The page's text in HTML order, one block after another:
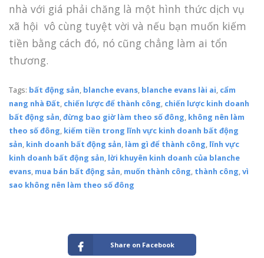
nhà với giá phải chăng là một hình thức dịch vụ
xã hội vô cùng tuyệt vời và nếu bạn muốn kiếm
tiền bằng cách đó, nó cũng chẳng làm ai tổn
thương.
Tags: bất động sản, blanche evans, blanche evans lài ai, cẩm
nang nhà Đất, chiến lược để thành công, chiến lược kinh doanh
bất động sản,đừng bao giờ làm theo số đông, không nên làm
theo số đông, kiếm tiền trong lĩnh vực kinh doanh bất động
sản, kinh doanh bất động sản, làm gì để thành công, lĩnh vực
kinh doanh bất động sản, lời khuyên kinh doanh của blanche
evans, mua bán bất động sản, muốn thành công, thành công,vì
sao không nên làm theo số đông
Share on Facebook